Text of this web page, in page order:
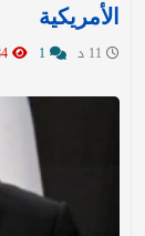
الأمريكية